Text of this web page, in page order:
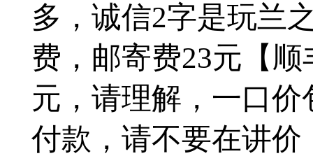
多，诚信2字是玩兰
费，邮寄费23元【顺
元，请理解，一口
付款，请不要在讲